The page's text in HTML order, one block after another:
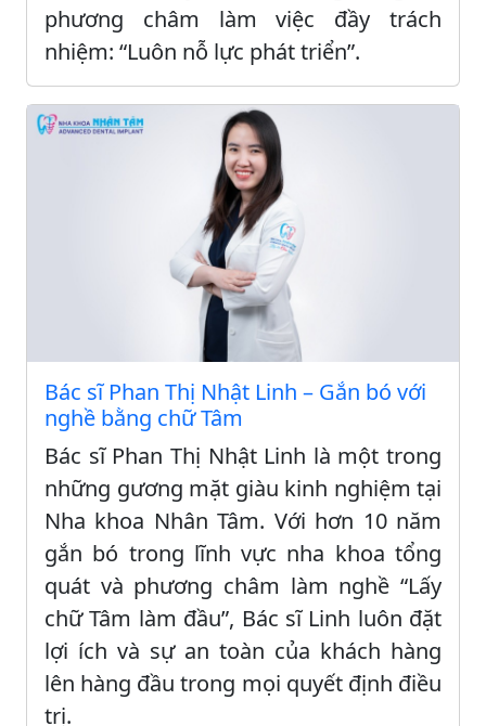
phương châm làm việc đầy trách
nhiệm: “Luôn nỗ lực phát triển”.
Bác sĩ Phan Thị Nhật Linh – Gắn bó với
nghề bằng chữ Tâm
Bác sĩ Phan Thị Nhật Linh là một trong
những gương mặt giàu kinh nghiệm tại
Nha khoa Nhân Tâm. Với hơn 10 năm
gắn bó trong lĩnh vực nha khoa tổng
quát và phương châm làm nghề “Lấy
chữ Tâm làm đầu”, Bác sĩ Linh luôn đặt
lợi ích và sự an toàn của khách hàng
lên hàng đầu trong mọi quyết định điều
trị.